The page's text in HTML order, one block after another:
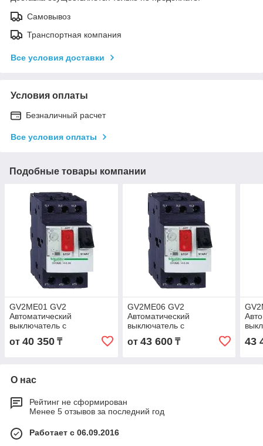
Самовывоз
Транспортная компания
Все условия доставки
Условия оплаты
Безналичный расчет
Все условия оплаты
Подобные товары компании
GV2ME01 GV2
Автоматический
выключатель с
комбинированным
расцепителем 0,1-0,16А
от 40 350 ₸
GV2ME06 GV2
Автоматический
выключатель с
комбинированным
расцепителем 1-1,6А
от 43 600₸ 43
О нас
Рейтинг не сформирован
Менее 5 отзывов за последний год
Работает с 06.09.2016